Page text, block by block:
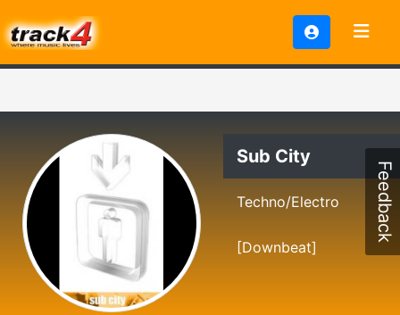
Sub City
Techno/Electro
[Downbeat]
Feedback